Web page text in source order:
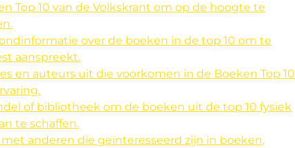
Top 10 van de Volkskrant om op de hoogte te
over de boeken in de top 10 om te
aanspreekt.
en auteurs uit die voorkomen in de Boeken Top 10
of bibliotheek om de boeken uit de top 10 fysiek
te schaffen.
anderen die geïnteresseerd zijn in boeken,